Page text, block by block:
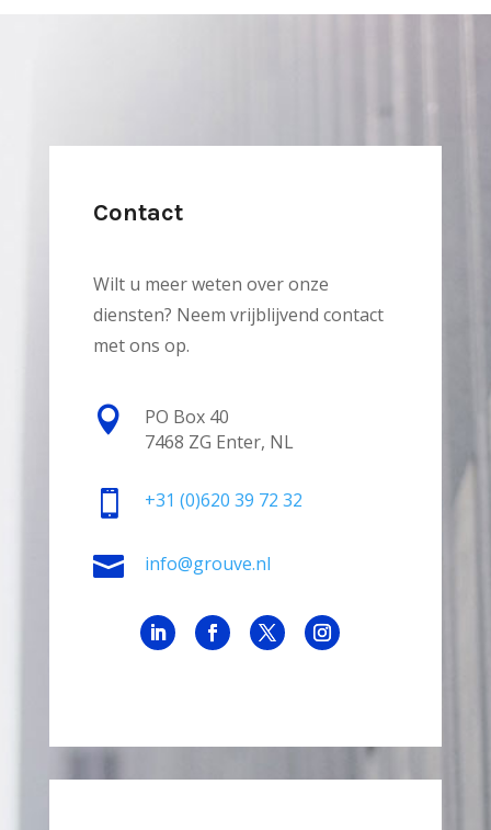
Contact
Wilt u meer weten over onze
diensten? Neem vrijblijvend contact
met ons op.

PO Box 40
7468 ZG Enter, NL
 +31 (0)620 39 72 32
 info@grouve.nl